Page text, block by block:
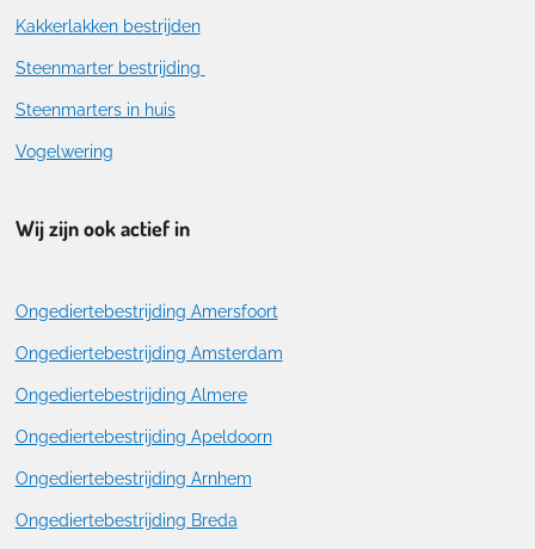
Kakkerlakken bestrijden
Steenmarter bestrijding
Steenmarters in huis
Vogelwering
Wij zijn ook actief in
Ongediertebestrijding Amersfoort
Ongediertebestrijding Amsterdam
Ongediertebestrijding Almere
Ongediertebestrijding Apeldoorn
Ongediertebestrijding Arnhem
Ongediertebestrijding Breda